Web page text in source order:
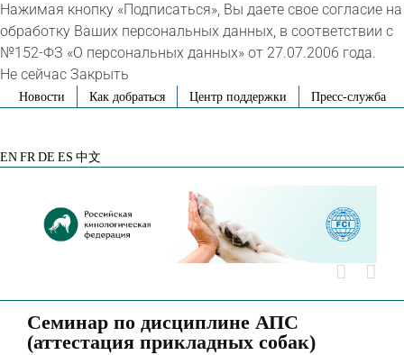
Нажимая кнопку «Подписаться», Вы даете свое согласие на
обработку Ваших персональных данных, в соответствии с
№152-ФЗ «О персональных данных» от 27.07.2006 года.
Не сейчас Закрыть
SkipНовости Как добраться Центр поддержки Пресс-служба
EN FR DE ES 中文
Семинар по дисциплине АПС
(аттестация прикладных собак)